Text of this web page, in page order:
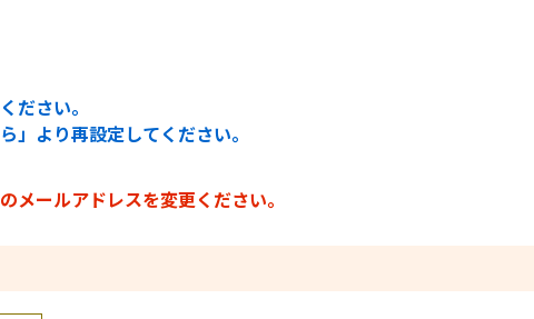
ださい。
」より再設定してください。
メールアドレスを変更ください。